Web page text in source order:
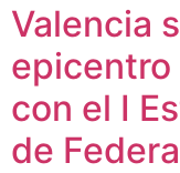
Valencia
epicentro
con el I
de